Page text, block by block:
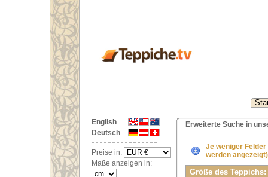
English
Deutsch
Preise in:
Maße anzeigen in:
Erweiterte Suche in
Je weniger
werden
Größe des Teppichs: